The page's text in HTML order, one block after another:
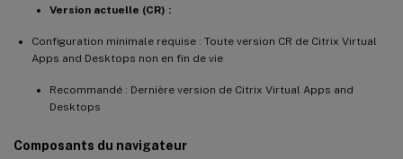
Version actuelle (CR) :
Configuration minimale requise : Toute version CR de Citrix Virtual
Apps and Desktops non en fin de vie
Recommandé : Dernière version de Citrix Virtual Apps and
Desktops
Composants du navigateur